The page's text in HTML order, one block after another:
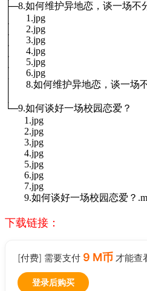
├─8.如何维护异地恋，谈一场不
│ 1.jpg
│ 2.jpg
│ 3.jpg
│ 4.jpg
│ 5.jpg
│ 6.jpg
│ 8.如何维护异地恋，谈一场
└─9.如何谈好一场校园恋爱？
1.jpg
2.jpg
3.jpg
4.jpg
5.jpg
6.jpg
7.jpg
9.如何谈好一场校园恋爱？
下载链接：
[付费] 需要支付 9 M币 才能查
登录后购买